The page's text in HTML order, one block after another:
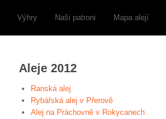
Výhry Naši patroni Mapa alejí
Aleje 2012
Ranská alej
Rybářská alej v Přerově
Alej na Práchovně v Rokycanech